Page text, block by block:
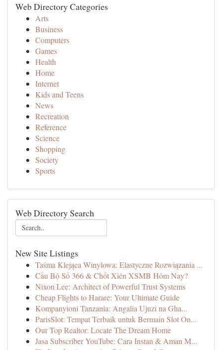
Web Directory Categories
Arts
Business
Computers
Games
Health
Home
Internet
Kids and Teens
News
Recreation
Reference
Science
Shopping
Society
Sports
Web Directory Search
New Site Listings
Taśma Klejąca Winylowa: Elastyczne Rozwiązania ...
Cầu Bộ Số 366 & Chốt Xiên XSMB Hôm Nay?
Nixon Lee: Architect of Powerful Trust Systems
Cheap Flights to Harare: Your Ultimate Guide
Kompanyioni Tanzania: Angalia Ujuzi na Gha...
ParisSlot: Tempat Terbaik untuk Bermain Slot On...
Our Top Realtor: Locate The Dream Home
Jasa Subscriber YouTube: Cara Instan & Aman M...